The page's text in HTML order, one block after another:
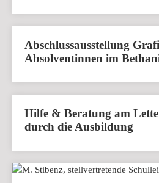
Abschlussausstellung
Absolventinnen im
Hilfe & Beratung am
durch die Ausbildung